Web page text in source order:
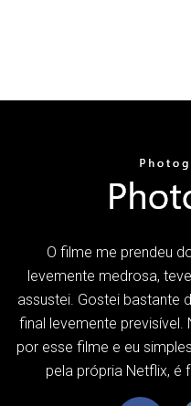
O filme me prendeu
levemente medrosa,
assustei. Gostei bastante
final levemente previsível.
por esse filme e eu
pela própria Netflix, é